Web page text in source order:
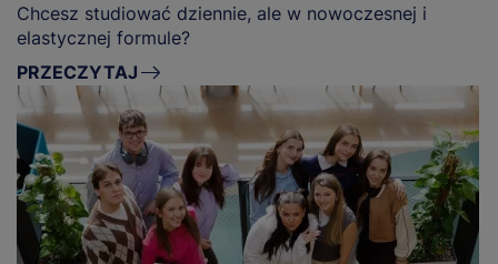
Chcesz studiować dziennie, ale w nowoczesnej i
elastycznej formule?
PRZECZYTAJ